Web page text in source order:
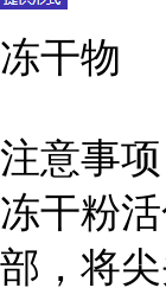
冻干物
注意事项
冻干粉
部，将